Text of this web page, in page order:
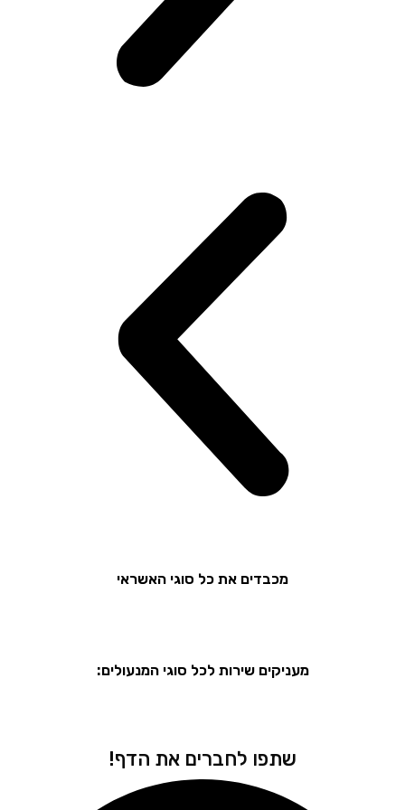
מכבדים את כל סוגי האשראי
מעניקים שירות לכל סוגי המנעולים:
שתפו לחברים את הדף!